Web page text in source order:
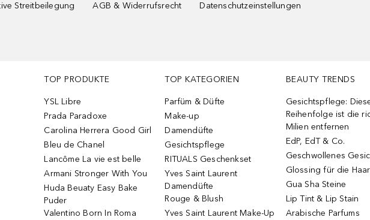
Streitbeilegung AGB & Widerrufsrecht Datenschutzeinstellungen
TOP PRODUKTE
YSL Libre
Prada Paradoxe
Carolina Herrera Good Girl
Bleu de Chanel
Lancôme La vie est belle
Armani Stronger With You
Huda Beuaty Easy Bake
Puder
Valentino Born In Roma
TOP KATEGORIEN
Parfüm & Düfte
Make-up
Damendüfte
Gesichtspflege
RITUALS Geschenkset
Yves Saint Laurent
Damendüfte
Rouge & Blush
Yves Saint Laurent Make-Up
BEAUTY TRENDS
Gesichtspflege:
Reihenfolge ist die
Milien entfernen
EdP, EdT & Co.
Geschwollenes
Glossing für die
Gua Sha Steine
Lip Tint & Lip Stain
Arabische Parfums